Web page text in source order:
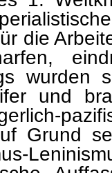
die
wurden
und
Grund